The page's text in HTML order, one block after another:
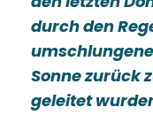
durch den
Sonne zurück
geleitet